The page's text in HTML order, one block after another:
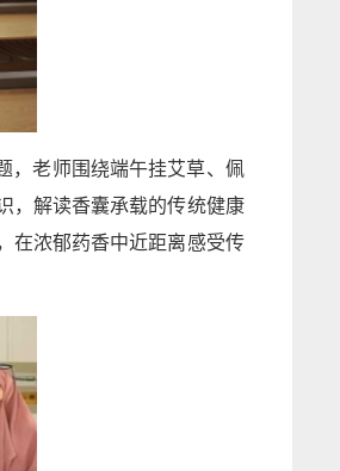
，老师围绕端午挂艾草、佩
，解读香囊承载的传统健康
在浓郁药香中近距离感受传